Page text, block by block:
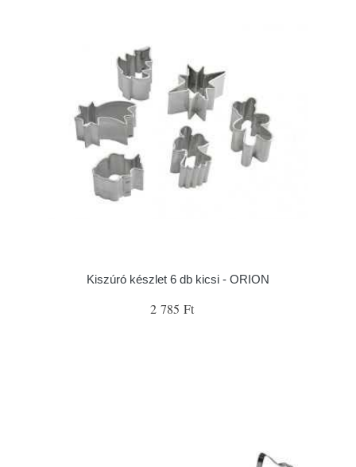
Kiszúró készlet 6 db kicsi - ORION
2 785 Ft